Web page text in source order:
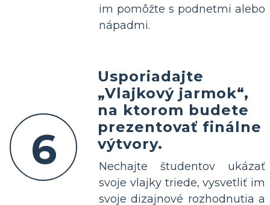
im pomôžte s podnetmi alebo
nápadmi.
6
Usporiadajte
„Vlajkový jarmok“,
na ktorom budete
prezentovať finálne
výtvory.
Nechajte študentov ukázať
svoje vlajky triede, vysvetliť im
svoje dizajnové rozhodnutia a